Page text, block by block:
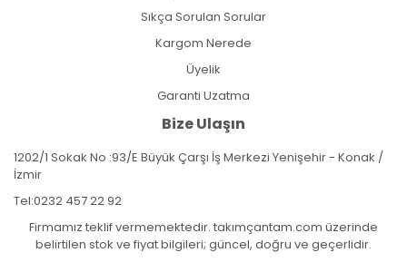
Sıkça Sorulan Sorular
Kargom Nerede
Üyelik
Garanti Uzatma
Bize Ulaşın
1202/1 Sokak No :93/E Büyük Çarşı İş Merkezi Yenişehir - Konak /
İzmir
Tel:0232 457 22 92
Firmamız teklif vermemektedir. takımçantam.com üzerinde
belirtilen stok ve fiyat bilgileri; güncel, doğru ve geçerlidir.